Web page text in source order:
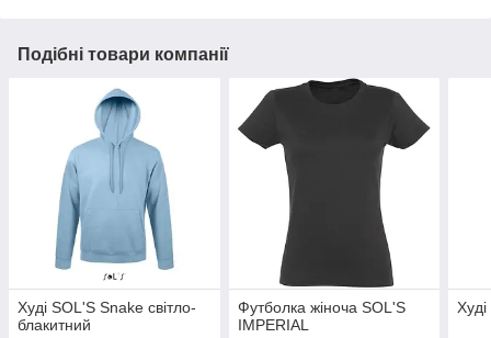
Подібні товари компанії
Худі SOL'S Snake світло-
блакитний
Футболка жіноча SOL'S
IMPERIAL